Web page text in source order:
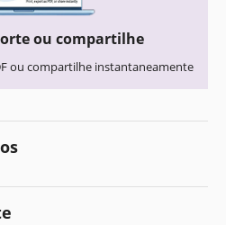
ou compartilhe
ou compartilhe instantaneamente